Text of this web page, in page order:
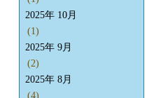
2025年 10月
(1)
2025年 9月
(2)
2025年 8月
(4)